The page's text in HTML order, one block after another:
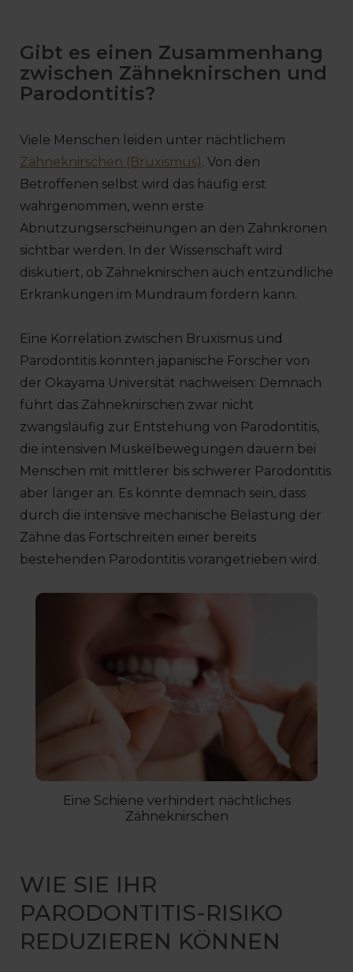
Gibt es einen Zusammenhang
zwischen Zähneknirschen und
Parodontitis?
Viele Menschen leiden unter nächtlichem
Zähneknirschen (Bruxismus). Von den
Betroffenen selbst wird das häufig erst
wahrgenommen, wenn erste
Abnutzungserscheinungen an den Zahnkronen
sichtbar werden. In der Wissenschaft wird
diskutiert, ob Zähneknirschen auch entzündliche
Erkrankungen im Mundraum fördern kann.
Eine Korrelation zwischen Bruxismus und
Parodontitis konnten japanische Forscher von
der Okayama Universität nachweisen: Demnach
führt das Zähneknirschen zwar nicht
zwangsläufig zur Entstehung von Parodontitis,
die intensiven Muskelbewegungen dauern bei
Menschen mit mittlerer bis schwerer Parodontitis
aber länger an. Es könnte demnach sein, dass
durch die intensive mechanische Belastung der
Zähne das Fortschreiten einer bereits
bestehenden Parodontitis vorangetrieben wird.
Eine Schiene verhindert nächtliches
Zähneknirschen
WIE SIE IHR
PARODONTITIS-RISIKO
REDUZIEREN KÖNNEN